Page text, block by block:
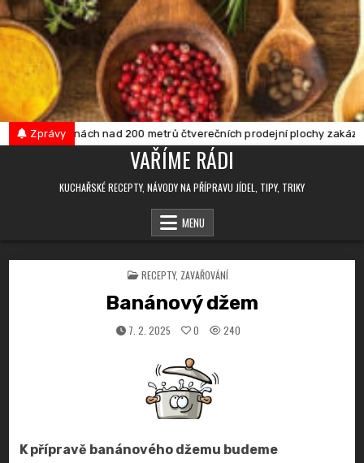
Skip
to
content
Zprávy
provozovnách nad 200 metrů čtverečních prodejní plochy zakázán
VAŘÍME RÁDI
KUCHAŘSKÉ RECEPTY, NÁVODY NA PŘÍPRAVU JÍDEL, TIPY, TRIKY
MENU
POSTED
IN
RECEPTY, ZAVAŘOVÁNÍ
Banánový džem
7. 2. 2025 0 240
K přípravě banánového džemu budeme